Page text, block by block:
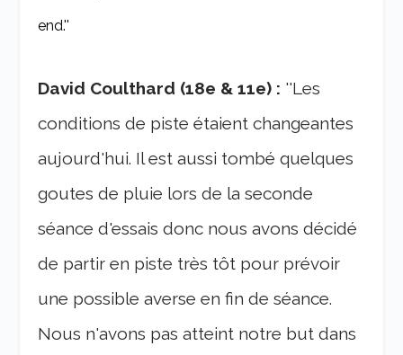
end.''
David Coulthard (18e & 11e) : ''Les
conditions de piste étaient changeantes
aujourd'hui. Il est aussi tombé quelques
goutes de pluie lors de la seconde
séance d'essais donc nous avons décidé
de partir en piste très tôt pour prévoir
une possible averse en fin de séance.
Nous n'avons pas atteint notre but dans